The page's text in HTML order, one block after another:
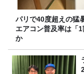
パリで40度超えの猛
エアコン普及率は「
か